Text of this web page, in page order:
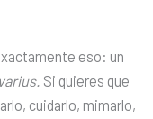
eso: un
Si quieres que
cuidarlo, mimarlo,